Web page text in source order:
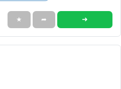
★ ➦ ➜